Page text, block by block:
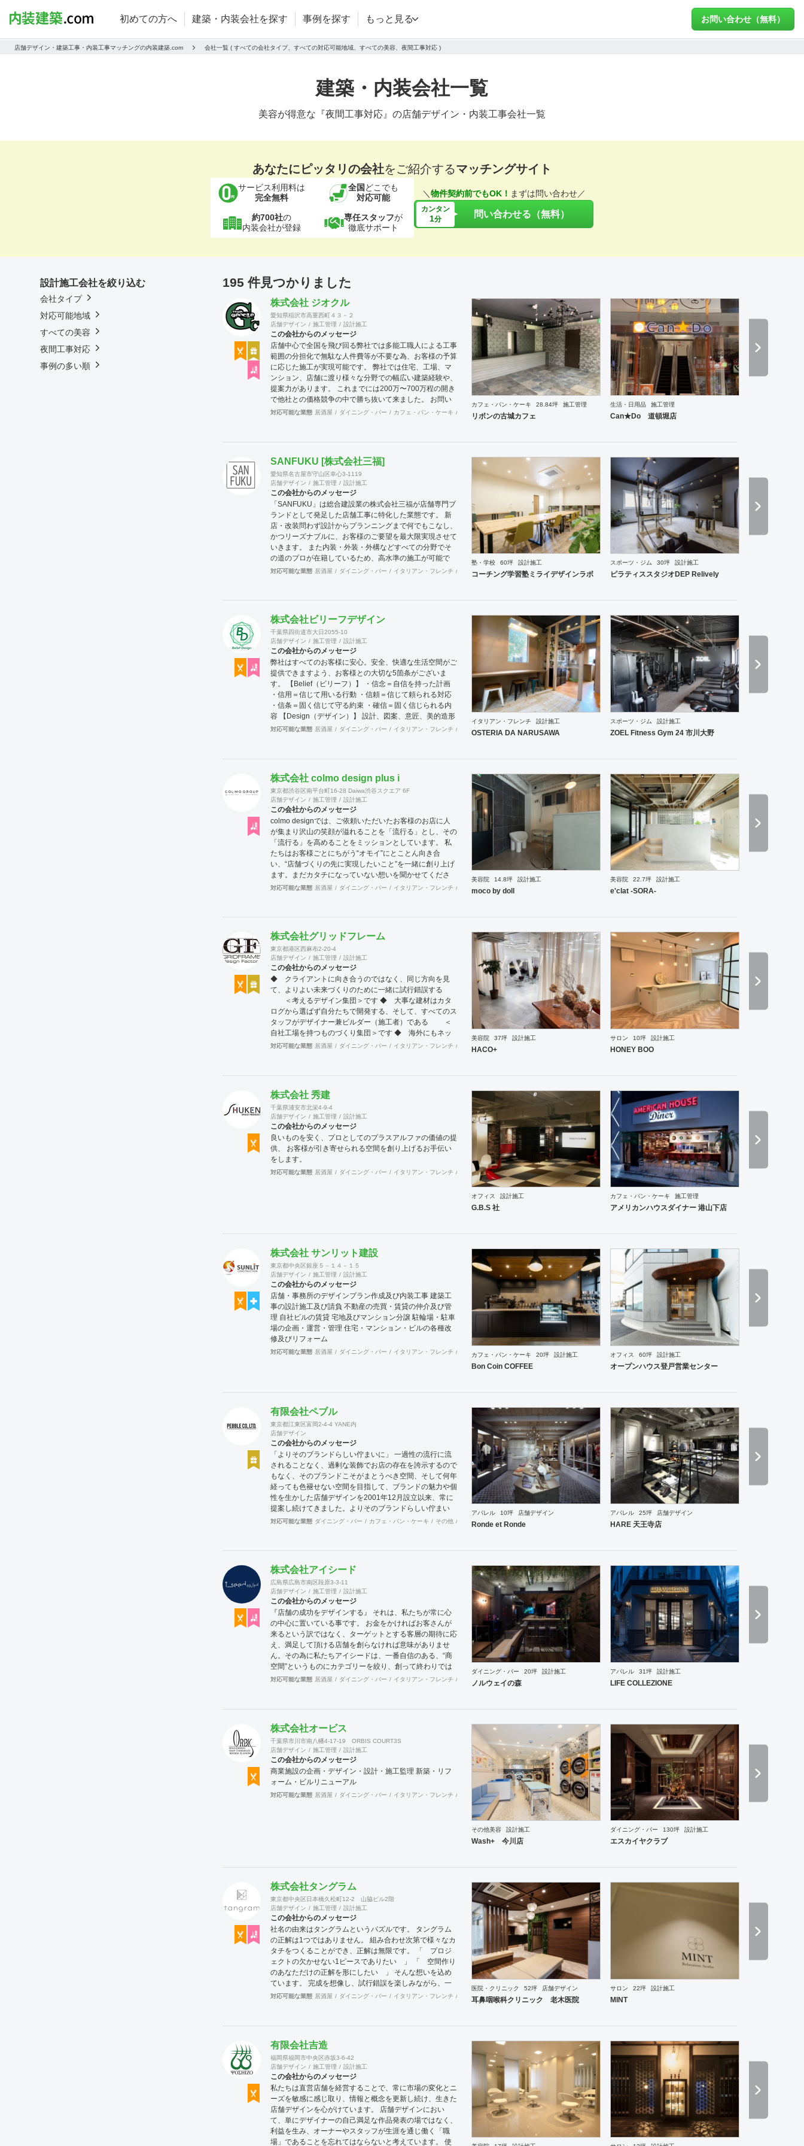
初めての方へ 建築・内装会社を探す 事例を探す もっと見る お問い合わせ（無料）
店舗デザイン・建築工事・内装工事マッチングの内装建築.com 会社一覧 ( すべての会社タイプ、すべての対応可能地域、すべての美容、夜間工事対応 )
建築・内装会社一覧
美容が得意な『夜間工事対応』の店舗デザイン・内装工事会社一覧
あなたにピッタリの会社をご紹介するマッチングサイト
サービス利用料は
完全無料
全国 どこでも
対応可能
約700社の
内装会社が登録
専任スタッフが
徹底サポート
＼ 物件契約前でもOK！ まずは問い合わせ／
カンタン
1分 問い合わせる（無料）
195 件見つかりました
株式会社 ジオクル
愛知県稲沢市高重西町４３－２
店舗デザイン
施工管理 設計施工
この会社からのメッセージ
店舗中心で全国を飛び回る弊社では多能工職人による工事
範囲の分担化で無駄な人件費等が不要な為、お客様の予算
に応じた施工が実現可能です。 弊社では住宅、工場、マ
ンション、店舗に渡り様々な分野での幅広い建築経験や、
提案力があります。 これまでには200万〜700万程の開き
で他社との価格競争の中で勝ち抜いて来ました。 お問い
合わせは メール（tenperhide31@icloud.com）からも承
対応可能な業態 居酒屋 ダイニング・バー カフェ・パン・ケーキ 和食・寿司 焼肉・中華料理・韓国料理 イベントブース・ショールーム
カフェ・パン・ケーキ 28.84坪 施工管理
リボンの古城カフェ
生活・日用品 施工管理
Can★Do 道頓堀店
SANFUKU [株式会社三福]
愛知県名古屋市守山区幸心3-1119
店舗デザイン
施工管理 設計施工
この会社からのメッセージ
「SANFUKU」は総合建設業の株式会社三福が店舗専門ブ
ランドとして発足した店舗工事に特化した業態です。 新
店・改装問わず設計からプランニングまで何でもこなし、
かつリーズナブルに、お客様のご要望を最大限実現させて
いきます。 また内装・外装・外構などすべての分野でそ
の道のプロが在籍しているため、高水準の施工が可能で
す。 出来上がった時に綺麗なのは当たり前！腕の良さは
に優れています。 お客様が安心してオープンできるよう
対応可能な業態 居酒屋 ダイニング・バー イタリアン・フレンチ カフェ・パン・ケーキ ラーメン・そば・うどん 和食・寿司 焼肉・中華料理・韓国料理 その他
塾・学校 60坪 設計施工
コーチング学習塾ミライデザインラボ
スポーツ・ジム 30坪 設計施工
ピラティススタジオDEP Relively
株式会社ビリーフデザイン
千葉県四街道市大日2055-10
店舗デザイン
施工管理 設計施工
この会社からのメッセージ
弊社はすべてのお客様に安心。安全、快適な生活空間がご
提供できますよう、お客様との大切な5箇条がございま
す。 【Belief（ビリーフ）】 ・信念＝自信を持った計画
・信用＝信じて用いる行動 ・信頼＝信じて頼られる対応
・信条＝固く信じて守る約束 ・確信＝固く信じられる内
容 【Design（デザイン）】 設計、図案、意匠、美的造形
を考慮した創意工夫の計画、作成 またデザインを通じ
ご相談には真摯に向き合い、ご要望を最大限実現する技術
ださるときこそ、弊社にとってもっとも喜ばしい瞬間で
す。 弊社はリフォーム・リノベーションや注文住宅など
幅広く工事を担当させていただいております。 建物種別
は店舗・戸建・アパート・マンションなど様々な建物に対
応させていただいており、色々な所にバラバラに工事内容
の注文をしていただかなくとも、弊社にて一式執り行う事
をメリットとし、活動致しております。 尚、店舗・住宅
のセキュリティー面にも配慮しており、防犯カメラなどの
部分にも力を入れております。 他の施工店ではできない
方法で、アレルギー・シックハウス症候群・化学物質過敏
症の方や健康な方にも良いとされる、化学物質は一切使わ
をトータルサポート致します。 作業現場では自社の職人
がおりますので、柔軟性やスピード感ある対応致します。
ＵＳＥＮやサカイ引越センターとの提携企業でございます
ので工事のみならず、その他のご要望にもご対応させてい
ただく事も可能です。 【特典・サービス有】チーパス・
スマイル 協賛店 【受賞歴】 ・千葉市都市文化賞2020
カフェ新装工事物件 受賞 ・掲載建築メディア 「ア
ーキテクチャーフォト」 Weekly Top Topics 特集作品
マンションリノベーション工事物件 選出 ・『小さ
なベーカリー&焼き菓子店のデザイン』単行本 全国で
出
対応可能な業態 居酒屋 ダイニング・バー イタリアン・フレンチ カフェ・パン・ケーキ ラーメン・そば・うどん 和食・寿司 焼肉・中華料理・韓国料理
イタリアン・フレンチ 設計施工
OSTERIA DA NARUSAWA
スポーツ・ジム 設計施工
ZOEL Fitness Gym 24 市川大野
株式会社 colmo design plus i
東京都渋谷区南平台町16-28 Daiwa渋谷スクエア 6F
店舗デザイン
施工管理 設計施工
この会社からのメッセージ
colmo designでは、ご依頼いただいたお客様のお店に人
が集まり沢山の笑顔が溢れることを「流行る」とし、その
「流行る」を高めることをミッションとしています。 私
たちは​​お客様ごとにちがう“オモイ”にとことん向き合
い、“店舗づくりの先に実現したいこと”を一緒に創り上げ
ます。まだカタチになっていない想いを聞かせてくださ
い。 施工実績は900店以上。 グループ会社で直営美容室
ビス ①テナント紹介サポート ②顧客ターゲット・マーケ
イン提案 ⑤自社施工 ⑥ブランディングのための販促ツー
ル ⑦お客様により沿ったアフターフォロー まずはご相談
やお話だけでも構いません。 お気軽にお問合せください
ませ！
対応可能な業態 居酒屋 ダイニング・バー イタリアン・フレンチ カフェ・パン・ケーキ 和食・寿司 焼肉・中華料理・韓国料理
美容院 14.8坪 設計施工
moco by doll
美容院 22.7坪 設計施工
e'clat -SORA-
株式会社グリッドフレーム
東京都港区西麻布2-20-4
店舗デザイン
施工管理 設計施工
この会社からのメッセージ
◆ クライアントに向き合うのではなく、同じ方向を見
て、よりよい未来づくりのために一緒に試行錯誤する
＜考えるデザイン集団＞です ◆ 大事な建材はカタ
ログから選ばず自分たちで開発する、そして、すべてのス
タッフがデザイナー兼ビルダー（施工者）である ＜
自社工場を持つものづくり集団＞です ◆ 海外にもネッ
トワークを持ち、英語や中国語に堪能なスタッフたちが、
案件、施工案件、造作物制作など、多様な請負形態が可能
が可能で、例えば通常デザイン性とは無縁な特定防火設備
（鉄扉）などにも高いデザイン性を施すことも可能です。
GRIDFRAME とりかえのきかない空間
https://gridframe.co.jp/ Synes(シネス) 霧のようなやわら
かな空間 http://synes.jp/ SOTOCHIKU 時間の蓄積を
取り込む空間 https://sotochiku.com/
対応可能な業態 居酒屋 ダイニング・バー イタリアン・フレンチ カフェ・パン・ケーキ 和食・寿司 焼肉・中華料理・韓国料理
美容院 37坪 設計施工
HACO+
サロン 10坪 設計施工
HONEY BOO
株式会社 秀建
千葉県浦安市北栄4-9-4
店舗デザイン
施工管理 設計施工
この会社からのメッセージ
良いものを安く、プロとしてのプラスアルファの価値の提
供、 お客様が引き寄せられる空間を創り上げるお手伝い
をします。
対応可能な業態 居酒屋 ダイニング・バー イタリアン・フレンチ カフェ・パン・ケーキ ラーメン・そば・うどん 和食・寿司 焼肉・中華料理・韓国料理 その他
オフィス 設計施工
G.B.S 社
カフェ・パン・ケーキ 施工管理
アメリカンハウスダイナー 港山下店
株式会社 サンリット建設
東京都中央区銀座５－１４－１５
店舗デザイン
施工管理 設計施工
この会社からのメッセージ
店舗・事務所のデザインプラン作成及び内装工事 建築工
事の設計施工及び請負 不動産の売買・賃貸の仲介及び管
理 自社ビルの賃貸 宅地及びマンション分譲 駐輪場・駐車
場の企画・運営・管理 住宅・マンション・ビルの各種改
修及びリフォーム
対応可能な業態 居酒屋 ダイニング・バー イタリアン・フレンチ カフェ・パン・ケーキ ラーメン・そば・うどん 和食・寿司 焼肉・中華料理・韓国料理
カフェ・パン・ケーキ 20坪 設計施工
Bon Coin COFFEE
オフィス 60坪 設計施工
オープンハウス登戸営業センター
有限会社ペブル
東京都江東区富岡2-4-4 YANE内
店舗デザイン
この会社からのメッセージ
「よりそのブランドらしい佇まいに」 一過性の流行に流
されることなく、過剰な装飾でお店の存在を誇示するので
もなく、そのブランドこそがまとうべき空間、そして何年
経っても色褪せない空間を目指して、ブランドの魅力や個
性を生かした店舗デザインを2001年12月設立以来、常に
提案し続けてきました。よりそのブランドらしい佇まい
に。 「必要な箇所に、必要なデザインを」 2012年からは
ドの出店をバックアップできる体制も整えてきました。そ
要なのか、そこをきちんとアドバイスできる会社でありた
いと思っています。 業務内容 ・店舗設計（物販店／飲食
店／美容室など） ・ブランディング及びディレクション
業務 ・出店におけるトータルデザイン ・住宅リノベーシ
ョン ・家具及び什器デザイン
対応可能な業態 ダイニング・バー カフェ・パン・ケーキ その他 オフィス イベントブース・ショールーム エントランス ワーキングスペース
アパレル 10坪 店舗デザイン
Ronde et Ronde
アパレル 25坪 店舗デザイン
HARE 天王寺店
株式会社アイシード
広島県広島市南区段原3-3-11
店舗デザイン
施工管理 設計施工
この会社からのメッセージ
『店舗の成功をデザインする』 それは、私たちが常に心
の中心に置いている事です。 お金をかければお客さんが
来るという訳ではなく、ターゲットとする客層の期待に応
え、満足して頂ける店舗を創らなければ意味がありませ
ん。その為に私たちアイシードは、一番自信のある、“商
空間”というものにカテゴリーを絞り、創って終わりでは
なく、５年先、10年先を見据えながら、お客様のサクセ
対応可能な業態 居酒屋 ダイニング・バー イタリアン・フレンチ カフェ・パン・ケーキ 和食・寿司 焼肉・中華料理・韓国料理
ダイニング・バー 20坪 設計施工
ノルウェイの森
アパレル 31坪 設計施工
LIFE COLLEZIONE
株式会社オービス
千葉県市川市南八幡4-17-19 ORBIS COURT3S
店舗デザイン
施工管理 設計施工
この会社からのメッセージ
商業施設の企画・デザイン・設計・施工監理 新築・リフ
ォーム・ビルリニューアル
対応可能な業態 居酒屋 ダイニング・バー イタリアン・フレンチ カフェ・パン・ケーキ ラーメン・そば・うどん 和食・寿司 焼肉・中華料理・韓国料理 ワーキングスペース
その他美容 設計施工
Wash+ 今川店
ダイニング・バー 130坪 設計施工
エスカイヤクラブ
株式会社タングラム
東京都中央区日本橋久松町12-2 山脇ビル2階
店舗デザイン
施工管理 設計施工
この会社からのメッセージ
社名の由来はタングラムというパズルです。 タングラム
の正解は1つではありません。 組み合わせ次第で様々なカ
タチをつくることができ、正解は無限です。 「 プロジ
ェクトの欠かせない1ピースでありたい 」 「 空間作り
のあなただけの正解を形にしたい 」 そんな想いを込め
ています。 完成を想像し、試行錯誤を楽しみながら、 ​一
緒にワクワクしたいと思っています。
対応可能な業態 居酒屋 ダイニング・バー イタリアン・フレンチ カフェ・パン・ケーキ ラーメン・そば・うどん 和食・寿司
医院・クリニック 52坪 店舗デザイン
耳鼻咽喉科クリニック 老木医院
サロン 22坪 設計施工
MINT
有限会社吉造
福岡県福岡市中央区赤坂3-6-42
店舗デザイン
施工管理 設計施工
この会社からのメッセージ
私たちは直営店舗を経営することで、常に市場の変化とニ
ーズを敏感に感じ取り、情報と概念を更新し続け、生きた
店舗デザインを心がけています。 店舗デザインにおい
て、単にデザイナーの自己満足な作品発表の場ではなく、
利益を生み、オーナーやスタッフが生涯を通じ働く「職
場」であることを忘れてはならないと考えています。 使
設計施工会社を絞り込む
会社タイプ
対応可能地域
すべての美容
夜間工事対応
事例の多い順